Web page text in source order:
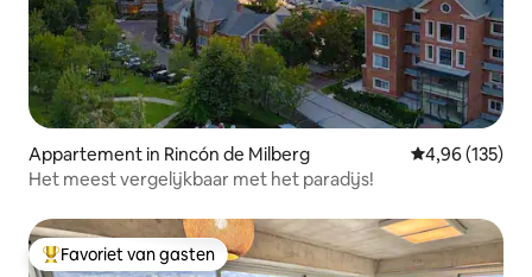
Appartement in Rincón de Milberg Gemiddelde
4,96 (135)
Het meest vergelijkbaar met het paradijs!
Topfavoriet van gasten
Favoriet van gasten